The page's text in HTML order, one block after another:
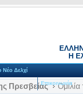
Η
Νέο Δελχί
Επικοινωνία
Πρεσβείας Ομιλία